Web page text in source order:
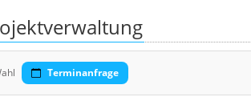
Terminanfrage